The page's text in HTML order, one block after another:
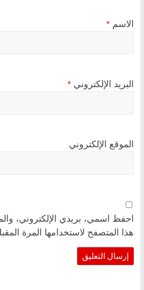
الاسم *
البريد الإلكتروني *
الموقع الإلكتروني
احفظ اسمي، بريدي الإلكتروني،
هذا المتصفح لاستخدامها المرة